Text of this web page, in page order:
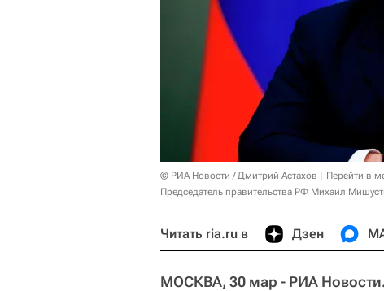
© РИА Новости / Дмитрий Астахов
Перейти в
Председатель правительства РФ Михаил
Читать ria.ru в Дзен
МОСКВА, 30 мар - РИА